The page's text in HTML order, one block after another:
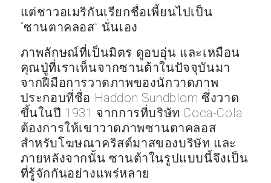
แต่ชาวอเมริกันเรียกชื่อเพี้ยนไปเป็น
“ซานตาคลอส” นั่นเอง
ภาพลักษณ์ที่เป็นมิตร ดูอบอุ่น และเหมือน
คุณปู่ที่เราเห็นจากซานต้าในปัจจุบันมา
จากฝีมือการวาดภาพของนักวาดภาพ
ประกอบที่ชื่อ Haddon Sundblom ซึ่งวาด
ขึ้นในปี 1931 จากการที่บริษัท Coca-Cola
ต้องการให้เขาวาดภาพซานตาคลอส
สำหรับโฆษณาคริสต์มาสของบริษัท และ
ภายหลังจากนั้น ซานต้าในรูปแบบนี้จึงเป็น
ที่รู้จักกันอย่างแพร่หลาย